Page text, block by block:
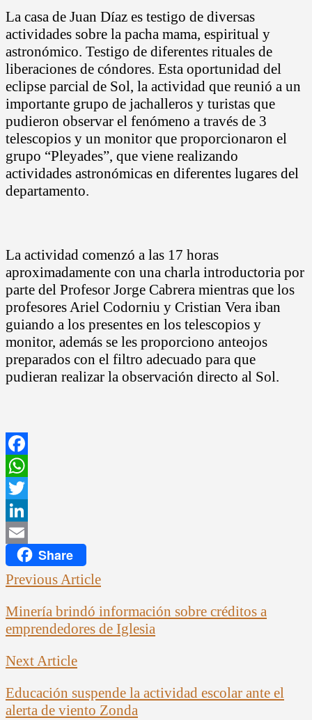
La casa de Juan Díaz es testigo de diversas
actividades sobre la pacha mama, espiritual y
astronómico. Testigo de diferentes rituales de
liberaciones de cóndores. Esta oportunidad del
eclipse parcial de Sol, la actividad que reunió a un
importante grupo de jachalleros y turistas que
pudieron observar el fenómeno a través de 3
telescopios y un monitor que proporcionaron el
grupo “Pleyades”, que viene realizando
actividades astronómicas en diferentes lugares del
departamento.
La actividad comenzó a las 17 horas
aproximadamente con una charla introductoria por
parte del Profesor Jorge Cabrera mientras que los
profesores Ariel Codorniu y Cristian Vera iban
guiando a los presentes en los telescopios y
monitor, además se les proporciono anteojos
preparados con el filtro adecuado para que
pudieran realizar la observación directo al Sol.
Facebook
WhatsApp
Twitter
LinkedIn
EmailShare
Previous Article
Minería brindó información sobre créditos a
emprendedores de Iglesia
Next Article
Educación suspende la actividad escolar ante el
alerta de viento Zonda